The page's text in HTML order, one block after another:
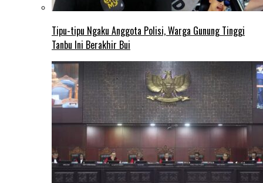
Tipu-tipu Ngaku Anggota Polisi, Warga Gunung Tinggi
Tanbu Ini Berakhir Bui